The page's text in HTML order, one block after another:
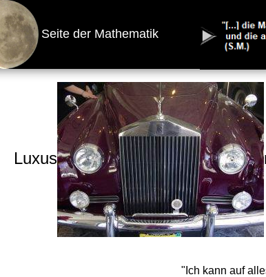
Seite der Mathematik